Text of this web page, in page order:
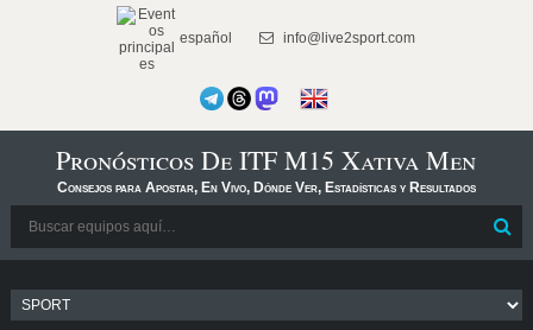
español info@live2sport.com
Pronósticos De ITF M15 Xativa Men
Consejos para Apostar, En Vivo, Dónde Ver, Estadísticas y Resultados